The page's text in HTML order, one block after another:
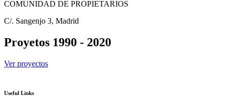
COMUNIDAD DE PROPIETARIOS
C/. Sangenjo 3, Madrid
Proyetos 1990 - 2020
Ver proyectos
Useful Links